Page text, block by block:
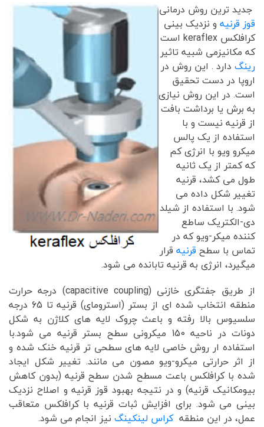
جدید ترین روش درمانی
قوز قرنیه و نزدیک بینی
کرافلکس keraflex است
که مکانیزمی شبیه تاثیر
رینگ دارد . این روش در
اروپا در دست تحقیق
است. در این روش نیازی
به برش یا برداشت بافت
از قرنیه نیست و با
استفاده از یک پالس
میکرو ویو با انرژی کم
که کمتر از یک ثانیه
طول می کشد، قرنیه
تغییر شکل داده می
شود. با استفاده از شیلد
دی-الکتریک ساطع
کننده میکر-ویو که در
تماس با سطح قرنیه قرار
میگیرد، انرژی به قرنیه تابانده می شود.
از طریق جفتگری خازنی (capacitive coupling) درجه حرارت
منطقه انتخاب شده ای از بستر (استرومای) قرنیه تا 65 درجه
سلسیوس بالا رفته و باعث چروک لایه های کلاژن به شکل
دونات در ناحیه 150 میکرونی سطح بستر قرنیه می شود.با
استفاده ار روش خاصی لایه های سطحی تر قرنیه خنک شده و
از اثر حرارتی میکرو-ویو مصون می مانند. تغییر شکل ایجاد
شده با کرافلکس باعت مسطح شدن سطح قرنیه (بدون کاهش
بیومکانیک قرنیه) و در نتیجه بهبود قوز قرنیه و اصلاح نزدیک
بینی می شود. برای افزایش ثبات قرنیه با کرافلکس متعاقب
عمل، در این منطقه کراس لینکینگ نیز انجام می شود.